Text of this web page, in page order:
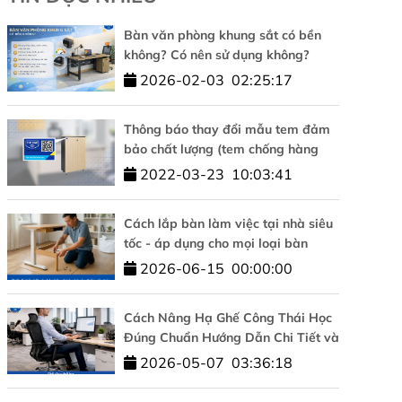
Bàn văn phòng khung sắt có bền
không? Có nên sử dụng không?
2026-02-03 02:25:17
Thông báo thay đổi mẫu tem đảm
bảo chất lượng (tem chống hàng
giả)2022-03-23 10:03:41
Cách lắp bàn làm việc tại nhà siêu
tốc - áp dụng cho mọi loại bàn
2026-06-15 00:00:00
Cách Nâng Hạ Ghế Công Thái Học
Đúng Chuẩn Hướng Dẫn Chi Tiết và
Đơn Giản
2026-05-07 03:36:18